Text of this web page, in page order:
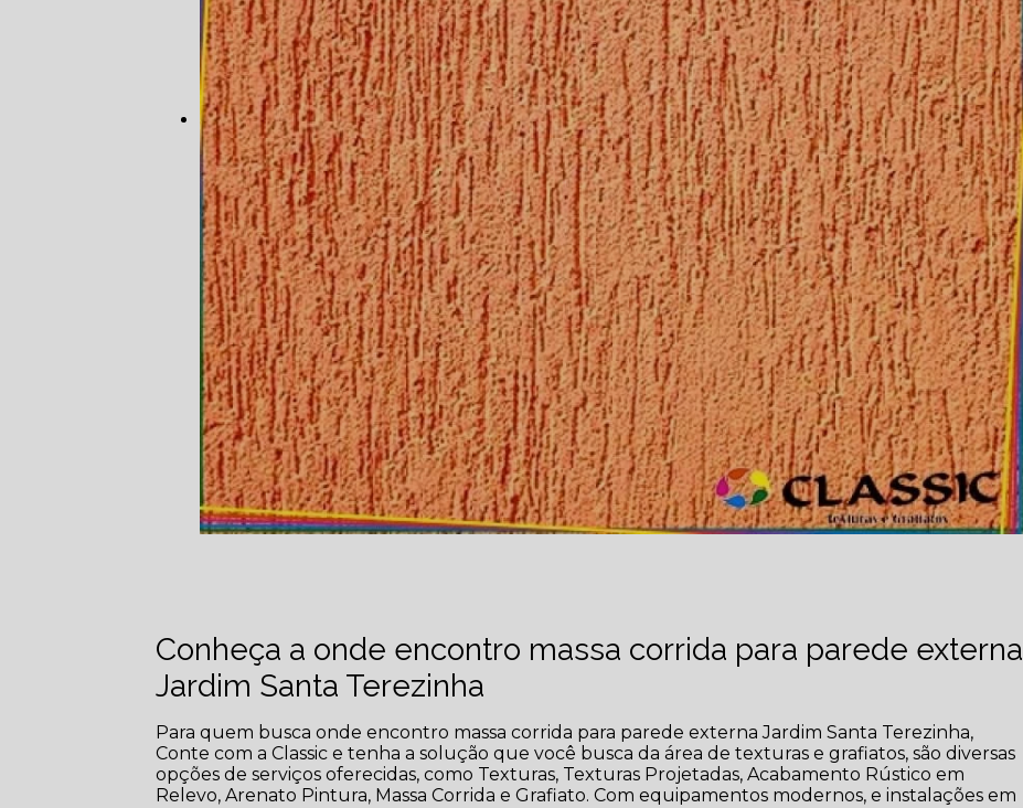
Conheça a onde encontro massa corrida para parede externa
Jardim Santa Terezinha
Para quem busca onde encontro massa corrida para parede externa Jardim Santa Terezinha,
Conte com a Classic e tenha a solução que você busca da área de texturas e grafiatos, são diversas
opções de serviços oferecidas, como Texturas, Texturas Projetadas, Acabamento Rústico em
Relevo, Arenato Pintura, Massa Corrida e Grafiato. Com equipamentos modernos, e instalações em